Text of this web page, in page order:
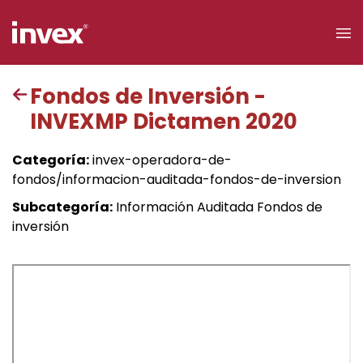
Acceso a
Buscar
Personas
Fondos de Inversión -
INVEXMP Dictamen 2020
Categoría:invex-operadora-de-
fondos/informacion-auditada-fondos-de-inversion
Subcategoría: Información Auditada Fondos de
inversión